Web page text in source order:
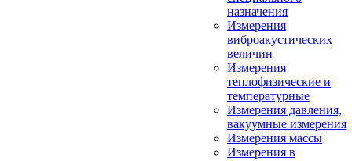
назначения
Измерения
виброакустических
величин
Измерения
теплофизические и
температурные
Измерения давления,
вакуумные измерения
Измерения массы
Измерения в